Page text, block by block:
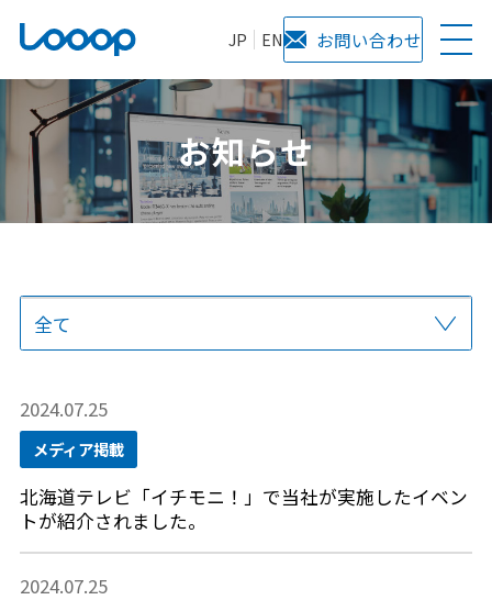
JP EN お問い合わせ
お知らせ
全て
2024.07.25
メディア掲載
北海道テレビ「イチモニ！」で当社が実施したイベン
トが紹介されました。
2024.07.25